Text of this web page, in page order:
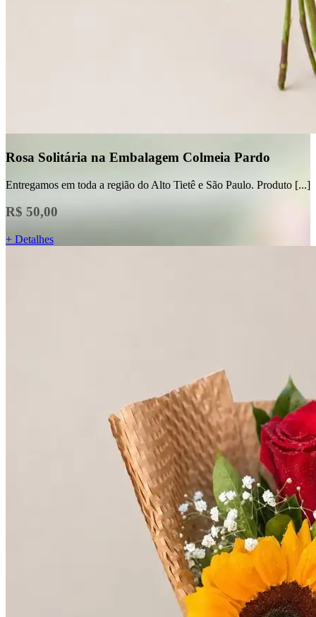
Rosa Solitária na Embalagem Colmeia Pardo
Entregamos em toda a região do Alto Tietê e São Paulo. Produto [...]
R$ 50,00
+ Detalhes